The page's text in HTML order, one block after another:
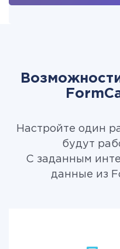
Настройте один
будут
С заданным
данные из